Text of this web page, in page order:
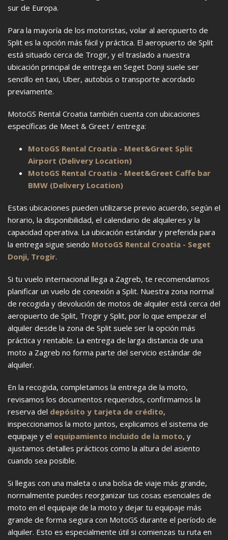
sur de Europa.
Para la mayoría de los motoristas, volar al aeropuerto de
Split es la opción más fácil y práctica. El aeropuerto de Split
está situado cerca de Trogir, y el traslado a nuestra
ubicación principal de entrega en Seget Donji suele ser
sencillo en taxi, Uber, autobús o transporte acordado
previamente.
MotoGS Rental Croatia también cuenta con ubicaciones
específicas de Meet & Greet / entrega:
MotoGS Rental Croatia - Meet&Greet Split
Airport (Delivery Location)
MotoGS Rental Croatia - Meet&Greet Caffe bar
BMW (Delivery Location)
Estas ubicaciones pueden utilizarse previo acuerdo, según el
horario, la disponibilidad, el calendario de alquileres y la
capacidad operativa. La ubicación estándar y preferida para
la entrega sigue siendo MotoGS Rental Croatia - Seget
Donji, Trogir.
Si tu vuelo internacional llega a Zagreb, te recomendamos
planificar un vuelo de conexión a Split. Nuestra zona normal
de recogida y devolución de motos de alquiler está cerca del
aeropuerto de Split, Trogir y Split, por lo que empezar el
alquiler desde la zona de Split suele ser la opción más
práctica y rentable. La entrega de larga distancia de una
moto a Zagreb no forma parte del servicio estándar de
alquiler.
En la recogida, completamos la entrega de la moto,
revisamos los documentos requeridos, confirmamos la
reserva del depósito y tarjeta de crédito,
inspeccionamos la moto juntos, explicamos el sistema de
equipaje y el equipamiento incluido de la moto, y
ajustamos detalles prácticos como la altura del asiento
cuando sea posible.
Si llegas con una maleta o una bolsa de viaje más grande,
normalmente puedes reorganizar tus cosas esenciales de
moto en el equipaje de la moto y dejar tu equipaje más
grande de forma segura con MotoGS durante el período de
alquiler. Esto es especialmente útil si comienzas tu ruta en